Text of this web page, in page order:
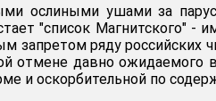
ослиными ушами за
"список Магнитского" -
запретом ряду
отмене давно ожидаемого
и оскорбительной по